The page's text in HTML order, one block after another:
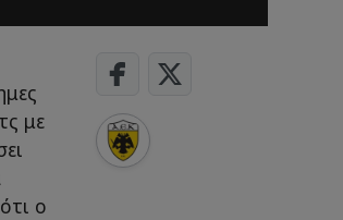
με
ο